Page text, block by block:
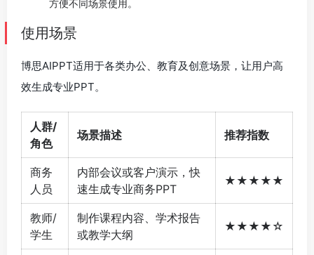
方便不同场景使用。
使用场景
博思AIPPT适用于各类办公、教育及创意场景，让用户高
效生成专业PPT。
人群/
角色
场景描述 推荐指数
商务
人员
内部会议或客户演示，快
速生成专业商务PPT
★★★★★
教师/
学生
制作课程内容、学术报告
或教学大纲
★★★★☆